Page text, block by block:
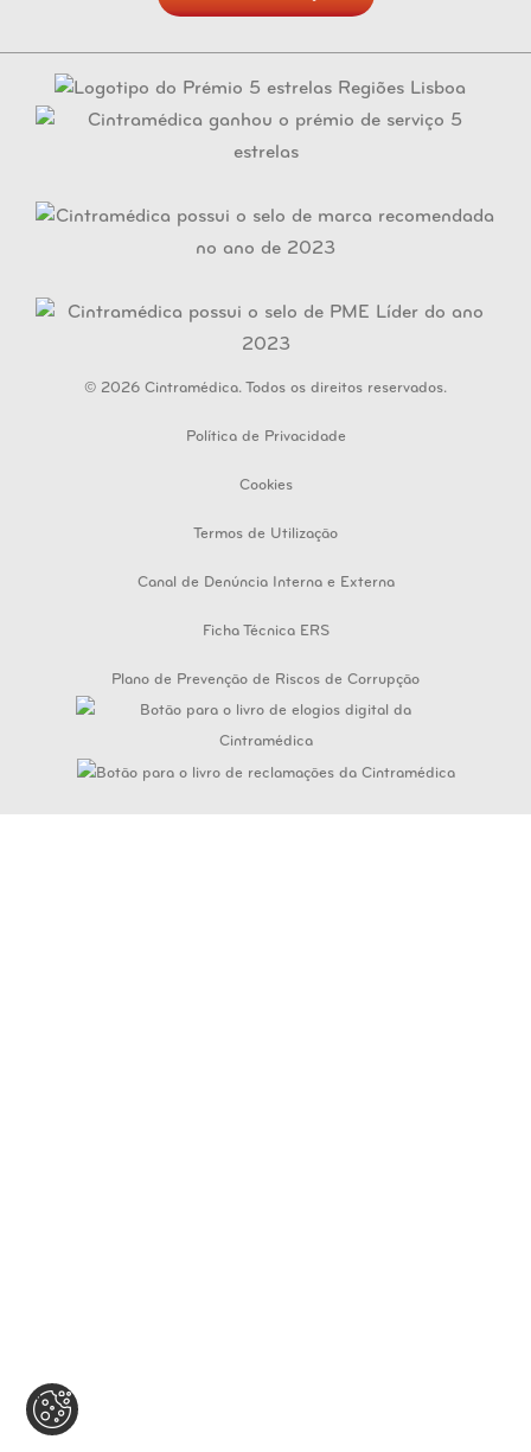
© 2026 Cintramédica. Todos os direitos reservados.
Política de Privacidade
Cookies
Termos de Utilização
Canal de Denúncia Interna e Externa
Ficha Técnica ERS
Plano de Prevenção de Riscos de Corrupção